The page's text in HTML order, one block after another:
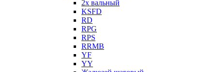
2х вальный
KSFD
RD
RPG
RPS
RRMB
YF
YY